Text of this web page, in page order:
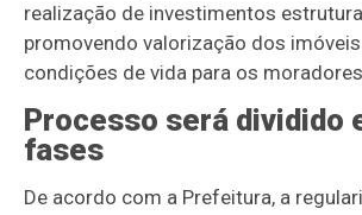
realização de investimentos
promovendo valorização dos
condições de vida para os
Processo será dividido
fases
De acordo com a Prefeitura, a